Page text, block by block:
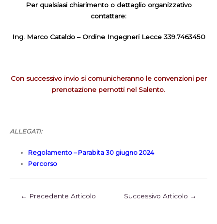
Per qualsiasi chiarimento o dettaglio organizzativo
contattare:
Ing. Marco Cataldo – Ordine Ingegneri Lecce 339.7463450
Con successivo invio si comunicheranno le convenzioni per
prenotazione pernotti nel Salento.
ALLEGATI:
Regolamento – Parabita 30 giugno 2024
Percorso
← Precedente Articolo Successivo Articolo →